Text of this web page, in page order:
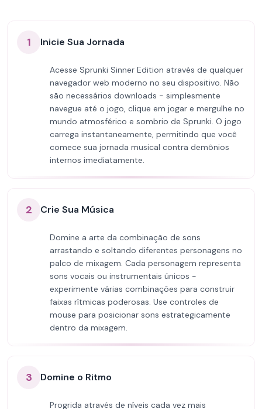
1 Inicie Sua Jornada
Acesse Sprunki Sinner Edition através de qualquer
navegador web moderno no seu dispositivo. Não
são necessários downloads - simplesmente
navegue até o jogo, clique em jogar e mergulhe no
mundo atmosférico e sombrio de Sprunki. O jogo
carrega instantaneamente, permitindo que você
comece sua jornada musical contra demônios
internos imediatamente.
2 Crie Sua Música
Domine a arte da combinação de sons
arrastando e soltando diferentes personagens no
palco de mixagem. Cada personagem representa
sons vocais ou instrumentais únicos -
experimente várias combinações para construir
faixas rítmicas poderosas. Use controles de
mouse para posicionar sons estrategicamente
dentro da mixagem.
3 Domine o Ritmo
Progrida através de níveis cada vez mais